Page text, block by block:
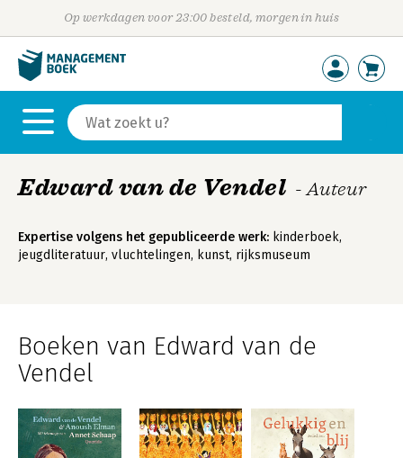
Op werkdagen voor 23:00 besteld, morgen in huis
Edward van de Vendel - Auteur
Expertise volgens het gepubliceerde werk: kinderboek,
jeugdliteratuur, vluchtelingen, kunst, rijksmuseum
Boeken van Edward van de
Vendel